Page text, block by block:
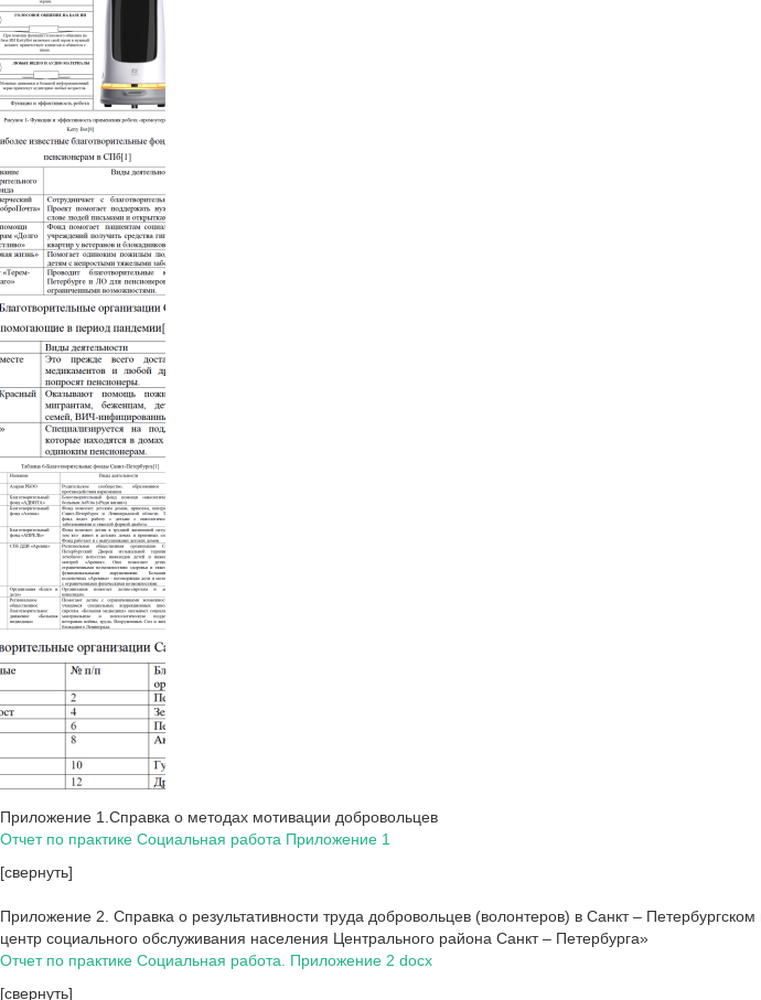
Приложение 1.Справка о методах мотивации добровольцев
Отчет по практике Социальная работа Приложение 1
[свернуть]
Приложение 2. Справка о результативности труда добровольцев (волонтеров) в Санкт –
центр социального обслуживания населения Центрального района Санкт – Петербурга»
Отчет по практике Социальная работа. Приложение 2 docx
[свернуть]